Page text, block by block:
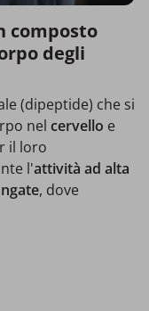
composto
degli
(dipeptide) che si
nel cervello e
il loro
l'attività ad alta
, dove